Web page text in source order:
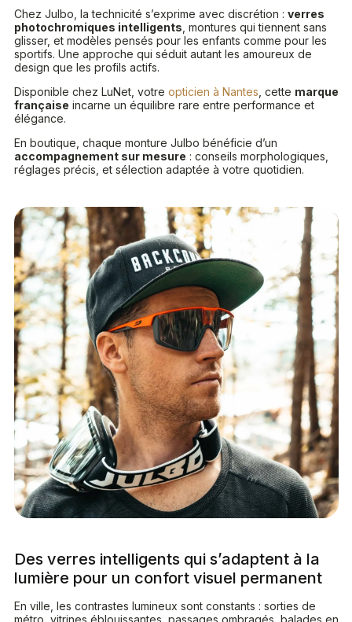
Chez Julbo, la technicité s’exprime avec discrétion : verres
photochromiques intelligents , montures qui tiennent sans
glisser, et modèles pensés pour les enfants comme pour les
sportifs. Une approche qui séduit autant les amoureux de
design que les profils actifs.
Disponible chez LuNet, votre opticien à Nantes , cette marque
française incarne un équilibre rare entre performance et
élégance.
En boutique, chaque monture Julbo bénéficie d’un
accompagnement sur mesure : conseils morphologiques,
réglages précis, et sélection adaptée à votre quotidien.
Des verres intelligents qui s’adaptent à la
lumière pour un confort visuel permanent
En ville, les contrastes lumineux sont constants : sorties de
métro, vitrines éblouissantes, passages ombragés, balades en